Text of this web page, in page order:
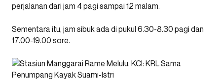
perjalanan dari jam 4 pagi sampai 12 malam.
Sementara itu, jam sibuk ada di pukul 6.30-8.30 pagi dan
17.00-19.00 sore.